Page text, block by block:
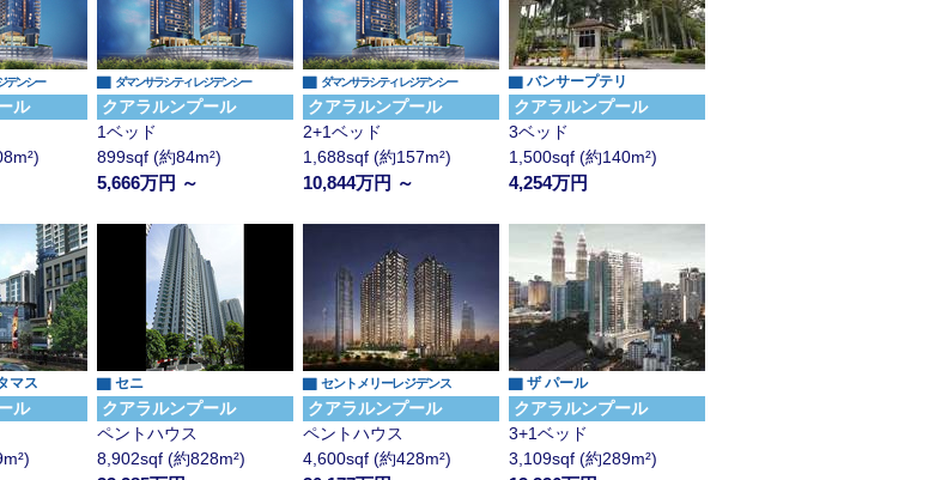
デンシー
ル
▇ ダマンサラシティ レジデンシー
クアラルンプール
1ベッド
899sqf (約84m²)
5,666万円 ～
▇ ダマンサラシティ レジデンシー
クアラルンプール
2+1ベッド
1,688sqf (約157m²)
10,844万円 ～
▇ バンサープテリ
クアラルンプール
3ベッド
1,500sqf (約140m²)
4,254万円
マス
ル
▇ セニ
クアラルンプール
ペントハウス
8,902sqf (約828m²)
▇ セントメリーレジデンス
クアラルンプール
ペントハウス
4,600sqf (約428m²)
▇ ザ パール
クアラルンプール
3+1ベッド
3,109sqf (約289m²)